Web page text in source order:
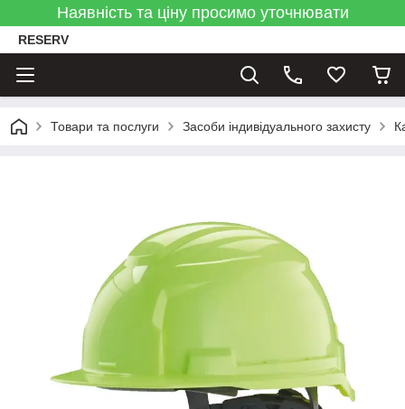
Наявність та ціну просимо уточнювати
RESERV
Товари та послуги Засоби індивідуального захисту